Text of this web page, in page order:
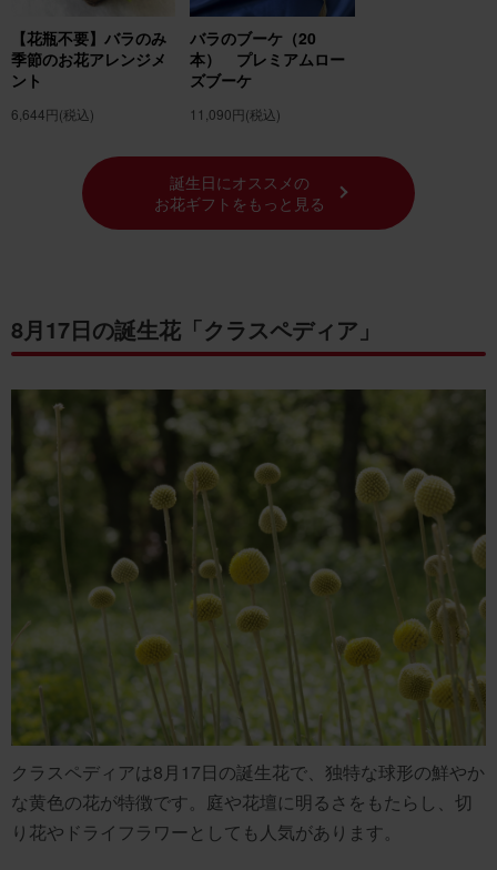
【花瓶不要】バラのみ
季節のお花アレンジメ
ント
6,644円(税込)
バラのブーケ（20
本） プレミアムロー
ズブーケ
11,090円(税込)
誕生日にオススメの
お花ギフトをもっと見る
8月17日の誕生花「クラスペディア」
クラスペディアは8月17日の誕生花で、独特な球形の鮮やか
な黄色の花が特徴です。庭や花壇に明るさをもたらし、切
り花やドライフラワーとしても人気があります。